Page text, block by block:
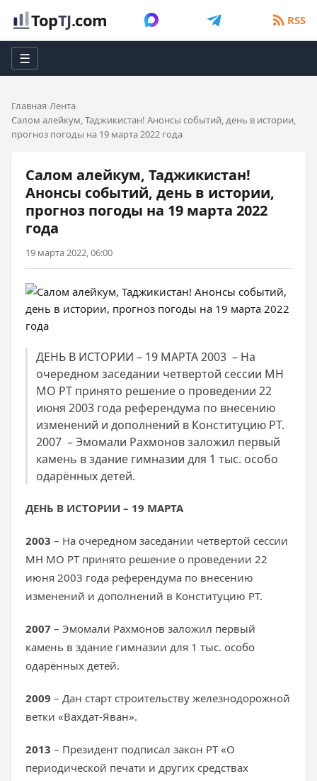
TopTJ.com RSS
☰
Главная Лента
Салом алейкум, Таджикистан! Анонсы событий, день в истории,
прогноз погоды на 19 марта 2022 года
Салом алейкум, Таджикистан!
Анонсы событий, день в истории,
прогноз погоды на 19 марта 2022
года
19 марта 2022, 06:00
ДЕНЬ В ИСТОРИИ – 19 МАРТА 2003 – На
очередном заседании четвертой сессии МН
МО РТ принято решение о проведении 22
июня 2003 года референдума по внесению
изменений и дополнений в Конституцию РТ.
2007 – Эмомали Рахмонов заложил первый
камень в здание гимназии для 1 тыс. особо
одарённых детей.
ДЕНЬ В ИСТОРИИ – 19 МАРТА
2003 – На очередном заседании четвертой сессии
МН МО РТ принято решение о проведении 22
июня 2003 года референдума по внесению
изменений и дополнений в Конституцию РТ.
2007 – Эмомали Рахмонов заложил первый
камень в здание гимназии для 1 тыс. особо
одарённых детей.
2009 – Дан старт строительству железнодорожной
ветки «Вахдат-Яван».
2013 – Президент подписал закон РТ «О
периодической печати и других средствах